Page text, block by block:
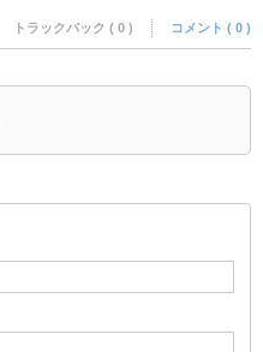
トラックバック ( 0 ) コメント ( 0 )